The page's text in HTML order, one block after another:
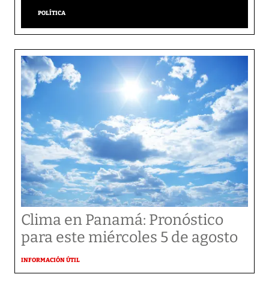
POLÍTICA
Clima en Panamá: Pronóstico
para este miércoles 5 de agosto
INFORMACIÓN ÚTIL